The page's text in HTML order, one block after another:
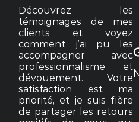
Découvrez les
témoignages de mes
clients et voyez
comment j’ai pu les
accompagner avec
professionnalisme et
dévouement. Votre
satisfaction est ma
priorité, et je suis fière
de partager les retours